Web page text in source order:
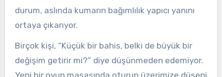
durum, aslında kumarın bağımlılık yapıcı yanını
ortaya çıkarıyor.
Birçok kişi, “Küçük bir bahis, belki de büyük bir
değişim getirir mi?” diye düşünmeden edemiyor.